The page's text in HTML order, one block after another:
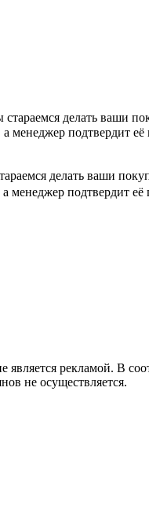
делать ваши
менеджер подтвердит её
делать ваши
менеджер подтвердит её
является рекламой. В
не осуществляется.